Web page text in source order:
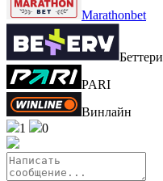
Marathonbet
Беттери
PARI
Винлайн
1
0